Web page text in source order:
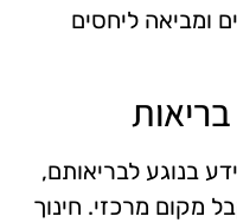
ומביאה ליחסים
מידע בנוגע לבריאותם,
מקום מרכזי. חינוך